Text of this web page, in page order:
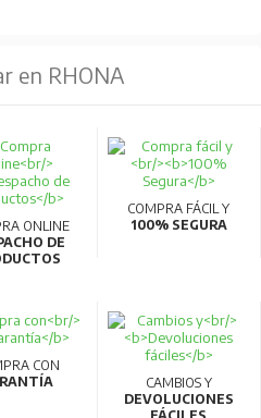
en RHONA
ONLINE
DE
COMPRA FÁCIL Y
100% SEGURA
CON
CAMBIOS Y
DEVOLUCIONES